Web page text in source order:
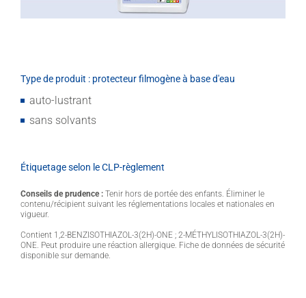
Type de produit : protecteur filmogène à base d'eau
auto-lustrant
sans solvants
Étiquetage selon le CLP-règlement
Conseils de prudence : Tenir hors de portée des enfants. Éliminer le
contenu/récipient suivant les réglementations locales et nationales en
vigueur.
Contient 1,2-BENZISOTHIAZOL-3(2H)-ONE ; 2-MÉTHYLISOTHIAZOL-3(2H)-
ONE. Peut produire une réaction allergique. Fiche de données de sécurité
disponible sur demande.